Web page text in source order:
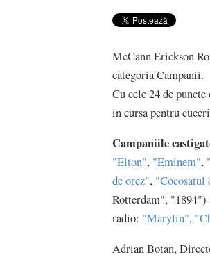
McCann Erickson
categoria Campanii.
Cu cele 24 de
in cursa pentru
Campaniile
"Elton", "Eminem",
de orez", "Cocosatul
Rotterdam",
radio: "Marylin",
Adrian Botan,